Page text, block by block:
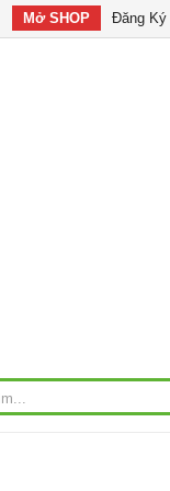
Mở SHOP Đăng Ký